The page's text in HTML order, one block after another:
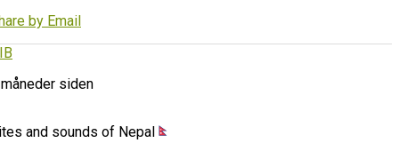
by Email
siden
and sounds of Nepal